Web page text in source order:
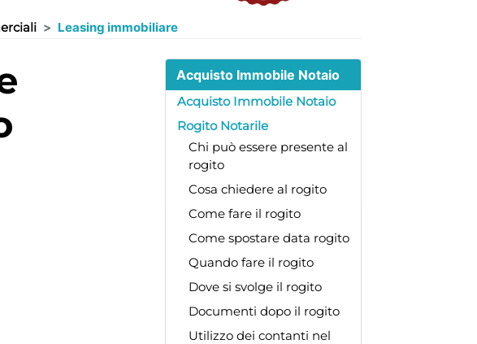
Leasing immobiliare
Acquisto Immobile Notaio
Acquisto Immobile Notaio
Rogito Notarile
Chi può essere presente al
rogito
Cosa chiedere al rogito
Come fare il rogito
Come spostare data rogito
Quando fare il rogito
Dove si svolge il rogito
Documenti dopo il rogito
Utilizzo dei contanti nel